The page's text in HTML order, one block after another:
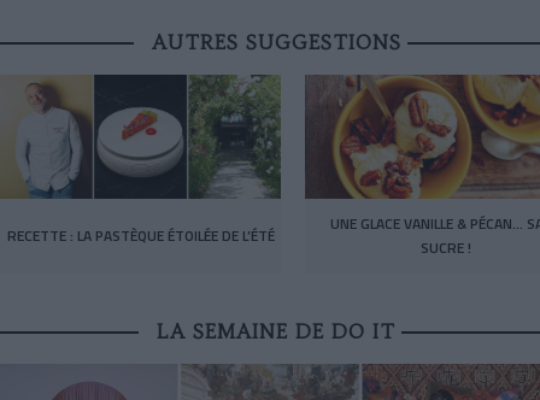
AUTRES SUGGESTIONS
RECETTE : LA PASTÈQUE ÉTOILÉE DE L’ÉTÉ
UNE GLACE VANILLE & PÉCAN…
SUCRE !
LA SEMAINE DE DO IT